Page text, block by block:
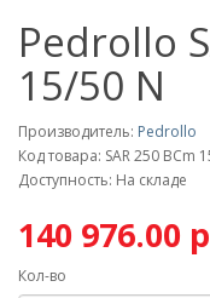
Pedrollo
15/50 N
Производитель: Pedrollo
Код товара: SAR 250 BCm
Доступность: На складе
140 976.00
Кол-во